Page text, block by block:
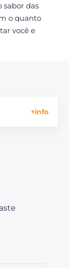
das
o quanto
você e
g